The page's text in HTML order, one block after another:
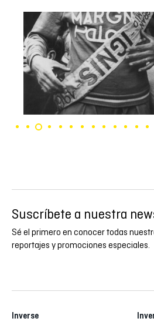
Suscríbete a nuestra
Sé el primero en conocer todas
reportajes y promociones especiales.
Inverse